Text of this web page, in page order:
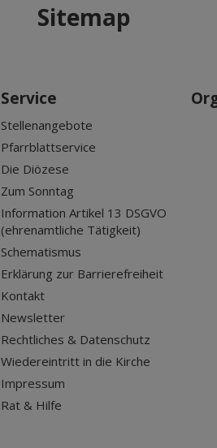
Sitemap
Service
Stellenangebote
Pfarrblattservice
Die Diözese
Zum Sonntag
Information Artikel 13 DSGVO
(ehrenamtliche Tätigkeit)
Schematismus
Erklärung zur Barrierefreiheit
Kontakt
Newsletter
Rechtliches & Datenschutz
Wiedereintritt in die Kirche
Impressum
Rat & Hilfe